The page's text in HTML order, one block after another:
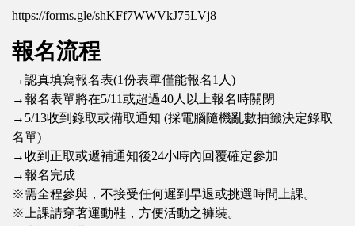
https://forms.gle/shKFf7WWVkJ75LVj8
報名流程
→認真填寫報名表(1份表單僅能報名1人)
→報名表單將在5/11或超過40人以上報名時關閉
→5/13收到錄取或備取通知 (採電腦隨機亂數抽籤決定錄取
名單)
→收到正取或遞補通知後24小時內回覆確定參加
→報名完成
※需全程參與，不接受任何遲到早退或挑選時間上課。
※上課請穿著運動鞋，方便活動之褲裝。